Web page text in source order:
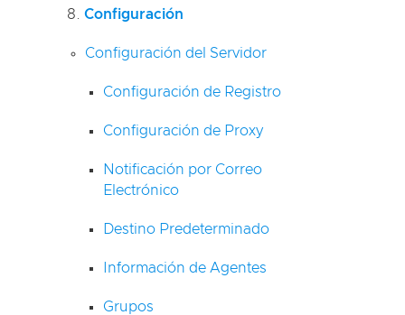
Configuración
Configuración del Servidor
Configuración de Registro
Configuración de Proxy
Notificación por Correo
Electrónico
Destino Predeterminado
Información de Agentes
Grupos